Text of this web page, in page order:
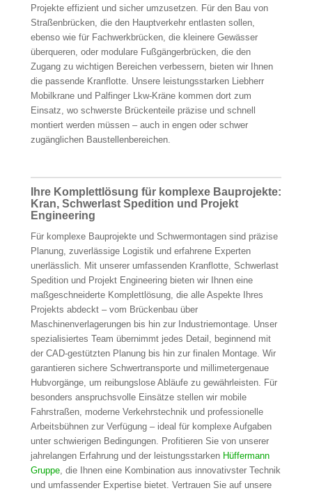
Projekte effizient und sicher umzusetzen. Für den Bau von
Straßenbrücken, die den Hauptverkehr entlasten sollen,
ebenso wie für Fachwerkbrücken, die kleinere Gewässer
überqueren, oder modulare Fußgängerbrücken, die den
Zugang zu wichtigen Bereichen verbessern, bieten wir Ihnen
die passende Kranflotte. Unsere leistungsstarken Liebherr
Mobilkrane und Palfinger Lkw-Kräne kommen dort zum
Einsatz, wo schwerste Brückenteile präzise und schnell
montiert werden müssen – auch in engen oder schwer
zugänglichen Baustellenbereichen.
Ihre Komplettlösung für komplexe Bauprojekte:
Kran, Schwerlast Spedition und Projekt
Engineering
Für komplexe Bauprojekte und Schwermontagen sind präzise
Planung, zuverlässige Logistik und erfahrene Experten
unerlässlich. Mit unserer umfassenden Kranflotte, Schwerlast
Spedition und Projekt Engineering bieten wir Ihnen eine
maßgeschneiderte Komplettlösung, die alle Aspekte Ihres
Projekts abdeckt – vom Brückenbau über
Maschinenverlagerungen bis hin zur Industriemontage. Unser
spezialisiertes Team übernimmt jedes Detail, beginnend mit
der CAD-gestützten Planung bis hin zur finalen Montage. Wir
garantieren sichere Schwertransporte und millimetergenaue
Hubvorgänge, um reibungslose Abläufe zu gewährleisten. Für
besonders anspruchsvolle Einsätze stellen wir mobile
Fahrstraßen, moderne Verkehrstechnik und professionelle
Arbeitsbühnen zur Verfügung – ideal für komplexe Aufgaben
unter schwierigen Bedingungen. Profitieren Sie von unserer
jahrelangen Erfahrung und der leistungsstarken Hüffermann
Gruppe, die Ihnen eine Kombination aus innovativster Technik
und umfassender Expertise bietet. Vertrauen Sie auf unsere